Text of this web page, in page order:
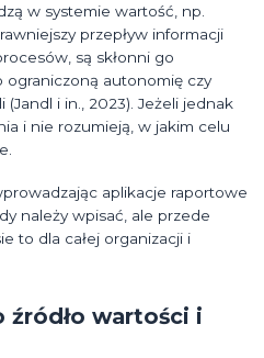
w systemie wartość, np.
przepływ informacji
są skłonni go
autonomię czy
i in., 2023). Jeżeli jednak
i nie rozumieją, w jakim celu
aplikacje raportowe
należy wpisać, ale przede
to dla całej organizacji i
źródło wartości i